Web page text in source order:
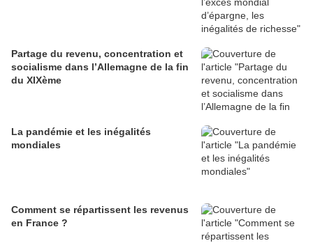
Partage du revenu, concentration et
socialisme dans l’Allemagne de la fin
du XIXème
La pandémie et les inégalités
mondiales
Comment se répartissent les revenus
en France ?